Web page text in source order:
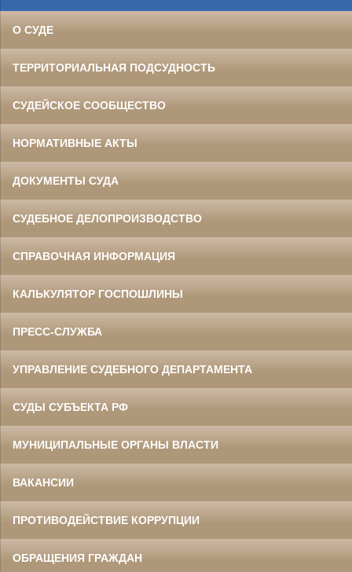
О СУДЕ
ТЕРРИТОРИАЛЬНАЯ ПОДСУДНОСТЬ
СУДЕЙСКОЕ СООБЩЕСТВО
НОРМАТИВНЫЕ АКТЫ
ДОКУМЕНТЫ СУДА
СУДЕБНОЕ ДЕЛОПРОИЗВОДСТВО
СПРАВОЧНАЯ ИНФОРМАЦИЯ
КАЛЬКУЛЯТОР ГОСПОШЛИНЫ
ПРЕСС-СЛУЖБА
УПРАВЛЕНИЕ СУДЕБНОГО ДЕПАРТАМЕНТА
СУДЫ СУБЪЕКТА РФ
МУНИЦИПАЛЬНЫЕ ОРГАНЫ ВЛАСТИ
ВАКАНСИИ
ПРОТИВОДЕЙСТВИЕ КОРРУПЦИИ
ОБРАЩЕНИЯ ГРАЖДАН